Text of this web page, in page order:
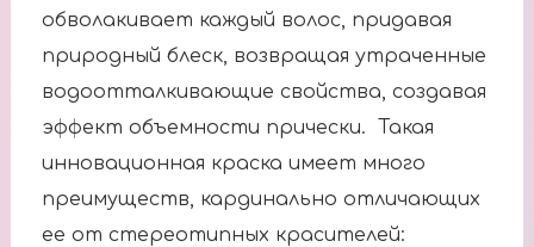
обволакивает каждый волос, придавая
природный блеск, возвращая утраченные
водоотталкивающие свойства, создавая
эффект объемности прически. Такая
инновационная краска имеет много
преимуществ, кардинально отличающих
ее от стереотипных красителей: